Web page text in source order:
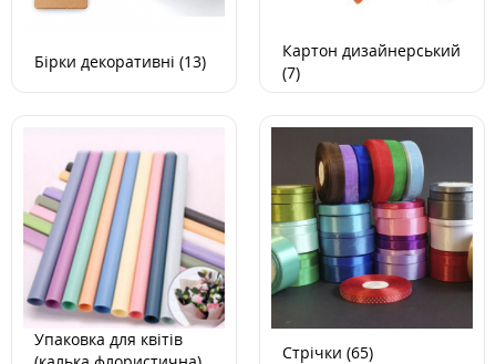
Бірки декоративні (13)
Картон дизайнерський
(7)
Упаковка для квітів
Стрічки (65)